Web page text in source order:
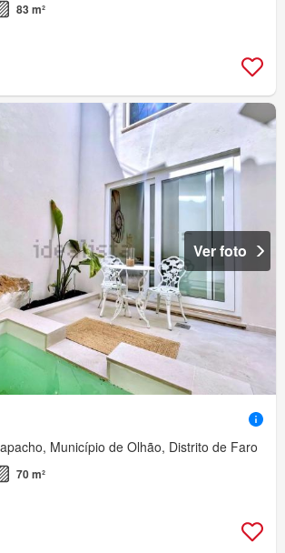
83 m²
Ver foto
Município de Olhão, Distrito de Faro
70 m²